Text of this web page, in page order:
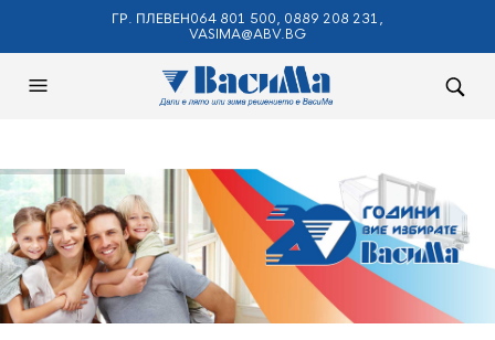
ГР. ПЛЕВЕН064 801 500, 0889 208 231,
VASIMA@ABV.BG